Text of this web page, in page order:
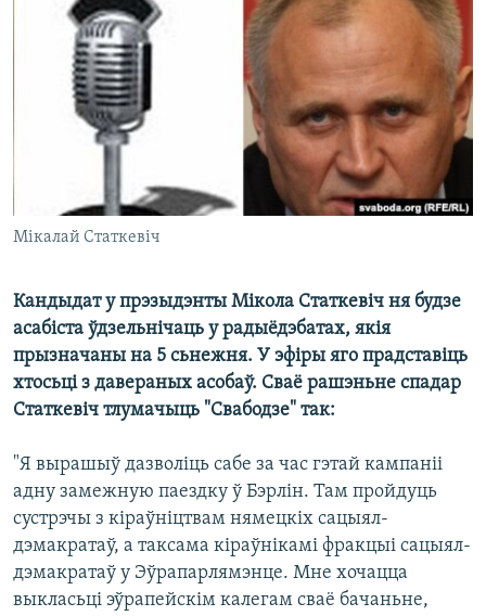
КУЛЬТУРА
КАЛЯНДАР
МОВА
НА ХВАЛЯХ СВАБОДЫ
Мікалай Статкевіч
Кандыдат у прэзыдэнты Мікола Статкевіч ня будзе
асабіста ўдзельнічаць у радыёдэбатах, якія
прызначаны на 5 сьнежня. У эфіры яго прадставіць
хтосьці з давераных асобаў. Сваё рашэньне спадар
Статкевіч тлумачыць "Свабодзе" так:
"Я вырашыў дазволіць сабе за час гэтай кампаніі
адну замежную паездку ў Бэрлін. Там пройдуць
сустрэчы з кіраўніцтвам нямецкіх сацыял-
дэмакратаў, а таксама кіраўнікамі фракцыі сацыял-
дэмакратаў у Эўрапарлямэнце. Мне хочацца
выкласьці эўрапейскім калегам сваё бачаньне,